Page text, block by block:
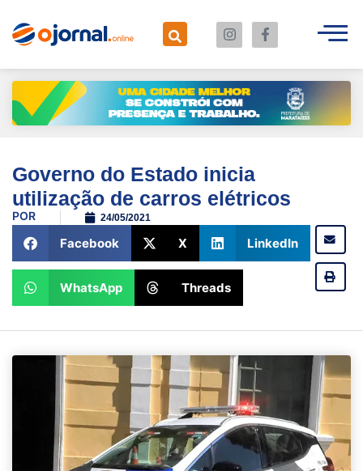
Governo do Estado inicia
utilização de carros elétricos
POR 24/05/2021
Facebook X LinkedIn
WhatsApp Threads